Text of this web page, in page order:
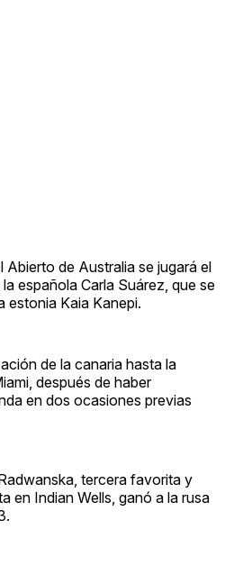
Abierto de Australia se jugará el
española Carla Suárez, que se
estonia Kaia Kanepi.
de la canaria hasta la
después de haber
en dos ocasiones previas
tercera favorita y
en Indian Wells, ganó a la rusa